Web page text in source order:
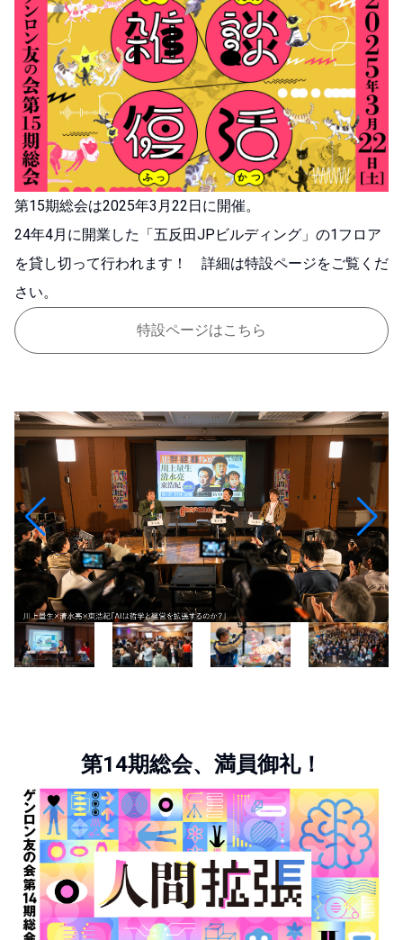
第15期総会は2025年3月22日に開催。
24年4月に開業した「五反田JPビルディング」の1フロア
を貸し切って行われます！ 詳細は特設ページをご覧くだ
さい。
特設ページはこちら
第14期総会、満員御礼！